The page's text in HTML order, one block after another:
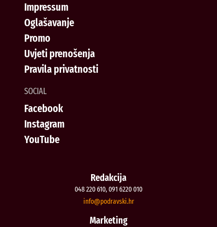
Impressum
Oglašavanje
Promo
Uvjeti prenošenja
Pravila privatnosti
SOCIAL
Facebook
Instagram
YouTube
Redakcija
048 220 610, 091 6220 010
rh.iksvardop
@ofni
Marketing